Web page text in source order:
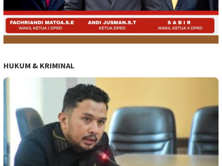
HUKUM & KRIMINAL